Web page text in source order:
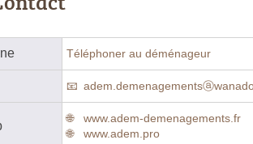
Téléphoner au déménageur
www.adem-demenagements.fr
www.adem.pro